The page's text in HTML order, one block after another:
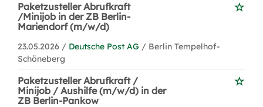
Paketzusteller Abrufkraft
/Minijob in der ZB Berlin-
Mariendorf (m/w/d)
23.05.2026 / Deutsche Post AG / Berlin Tempelhof-
Schöneberg
Paketzusteller Abrufkraft /
Minijob / Aushilfe (m/w/d) in der
ZB Berlin-Pankow